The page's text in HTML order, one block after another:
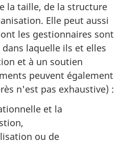
la taille, de la structure
Elle peut aussi
les gestionnaires sont
laquelle ils et elles
et à un soutien
peuvent également
n'est pas exhaustive) :
et la
ou de